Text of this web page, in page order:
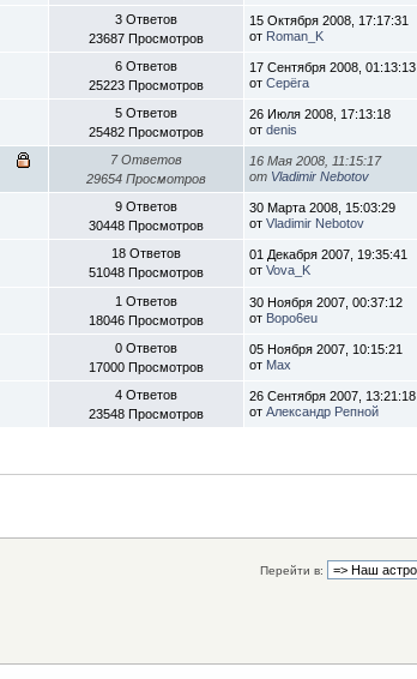
3 Ответов
23687 Просмотров
15 Октября 2008, 17:17:31
от Roman_K
6 Ответов
25223 Просмотров
17 Сентября 2008, 01:13:13
отСерёга
5 Ответов
25482 Просмотров
26 Июля 2008, 17:13:18
отdenis
7 Ответов
29654 Просмотров
16 Мая 2008, 11:15:17
от Vladimir Nebotov
9 Ответов
30448 Просмотров
30 Марта 2008, 15:03:29
отVladimir Nebotov
18 Ответов
51048 Просмотров
01 Декабря 2007, 19:35:41
отVova_K
1 Ответов
18046 Просмотров
30 Ноября 2007, 00:37:12
от Bopo6eu
0 Ответов
17000 Просмотров
05 Ноября 2007, 10:15:21
от Max
4 Ответов
23548 Просмотров
26 Сентября 2007, 13:21:18
отАлександр Репной
Перейти в: